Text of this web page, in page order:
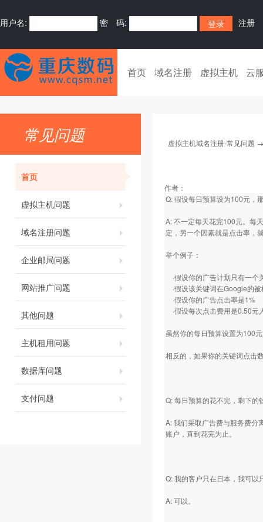
用户名: 密 码: 注册
首页 域名注册 虚拟主机 云
常见问题
首页
虚拟主机问题
域名注册问题
企业邮局问题
网站推广问题
其他问题
主机租用问题
数据库问题
支付问题
虚拟主机域名注册-常见问题
作者：
Q: 假设每日预算设为100元，
A: 不一定每天花完100元。每
定，另一个因素就是点击率，
举个例子：
·假设你的广告计划只有一个
·假设该关键词在Google的
·假设你的广告点击率是1%
·假设每次点击费用是0.50元
虽然你的每日预算设置为100
相反的，如果你的关键词点击
Q: 每日预算的花不完，剩下的
A: 我们采取广告费与服务费分
账户，直到花完为止。
Q: 我的客户只在日本，我可以
A: 可以。